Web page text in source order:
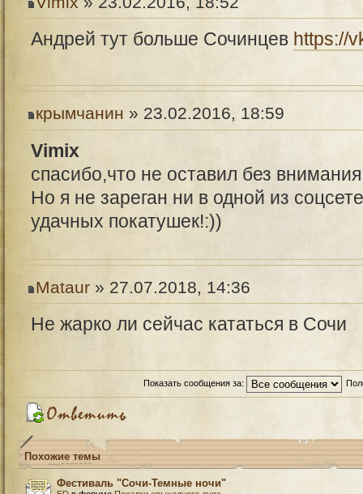
Андрей тут больше Сочинцев https://
крымчанин » 23.02.2016, 18:59
Vimix
спасибо,что не оставил без
Но я не зареган ни в одной из
удачных покатушек!:))
Mataur » 27.07.2018, 14:36
Не жарко ли сейчас кататься в Сочи
Показать сообщения за:
Похожие темы
Фестиваль "Сочи-Темные ночи"